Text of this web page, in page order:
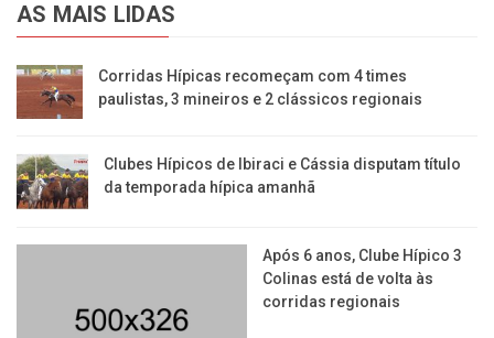
AS MAIS LIDAS
Corridas Hípicas recomeçam com 4 times
paulistas, 3 mineiros e 2 clássicos regionais
Clubes Hípicos de Ibiraci e Cássia disputam título
da temporada hípica amanhã
Após 6 anos, Clube Hípico 3
Colinas está de volta às
corridas regionais